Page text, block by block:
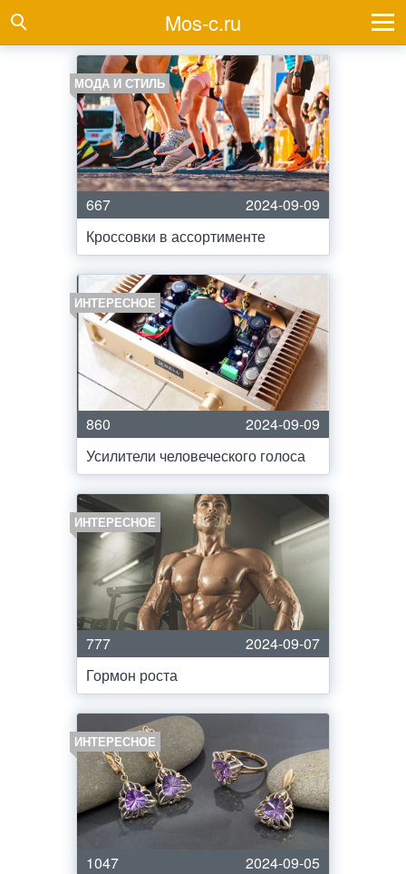
Mos-c.ru
МОДА И СТИЛЬ
667
2024-09-09
Кроссовки в ассортименте
ИНТЕРЕСНОЕ
860
2024-09-09
Усилители человеческого голоса
ИНТЕРЕСНОЕ
777
2024-09-07
Гормон роста
ИНТЕРЕСНОЕ
1047
2024-09-05